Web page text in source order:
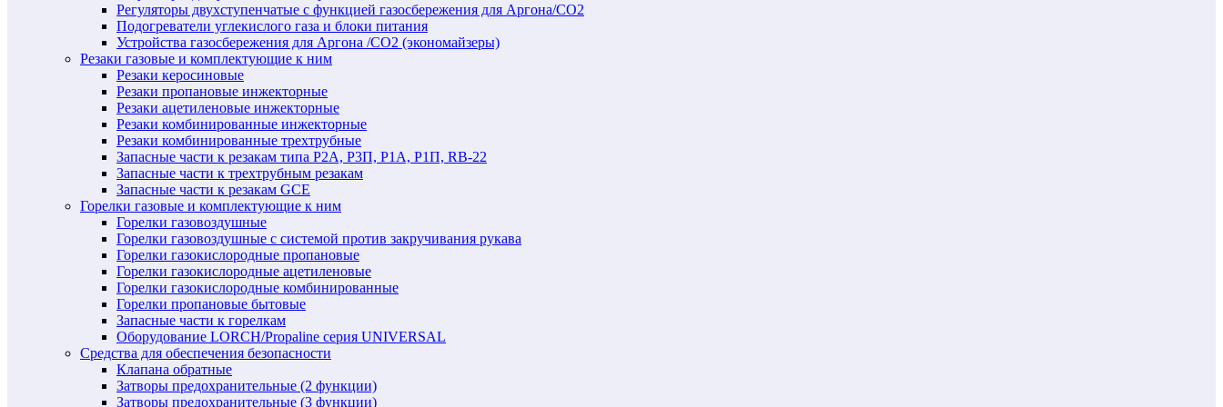
Регуляторы двухступенчатые c функцией газосбережения для Аргона/СО2
Подогреватели углекислого газа и блоки питания
Устройства газосбережения для Аргона /СО2 (экономайзеры)
Резаки газовые и комплектующие к ним
Резаки керосиновые
Резаки пропановые инжекторные
Резаки ацетиленовые инжекторные
Резаки комбинированные инжекторные
Резаки комбинированные трехтрубные
Запасные части к резакам типа Р2А, Р3П, Р1А, Р1П, RB-22
Запасные части к трехтрубным резакам
Запасные части к резакам GCE
Горелки газовые и комплектующие к ним
Горелки газовоздушные
Горелки газовоздушные с системой против закручивания рукава
Горелки газокислородные пропановые
Горелки газокислородные ацетиленовые
Горелки газокислородные комбинированные
Горелки пропановые бытовые
Запасные части к горелкам
Оборудование LORCH/Propaline серия UNIVERSAL
Средства для обеспечения безопасности
Клапана обратные
Затворы предохранительные (2 функции)
Затворы предохранительные (3 функции)